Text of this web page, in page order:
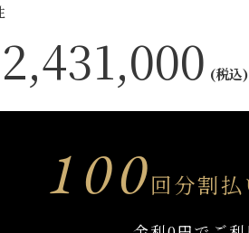
2,431,000 (税込)
100回分割払